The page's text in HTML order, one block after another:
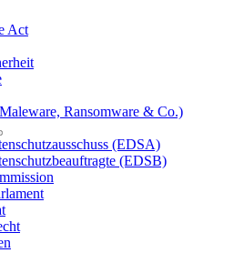
Act
Ransomware & Co.)
(EDSA)
(EDSB)